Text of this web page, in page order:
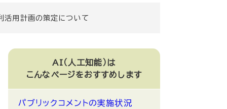
活用計画の策定について
AI（人工知能）は
こんなページをおすすめします
パブリックコメントの実施状況